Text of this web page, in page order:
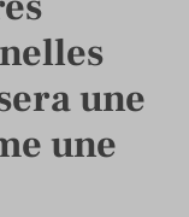
une
une